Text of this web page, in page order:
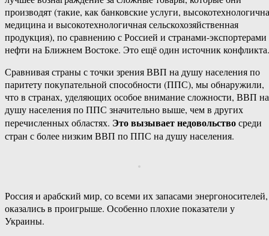
производят (такие, как банковские услуги,
медицина и высокотехнологичная сельскохозяйственная
продукция), по сравнению с Россией и странами-экспортерами
нефти на Ближнем Востоке. Это ещё один источник конфликта.
Сравнивая страны с точки зрения ВВП на душу населения по
паритету покупательной способности (ППС), мы обнаружили,
что в странах, уделяющих особое внимание сложности, ВВП на
душу населения по ППС значительно выше, чем в других
перечисленных областях. Это вызывает недовольствосреди
стран с более низким ВВП по ППС на душу населения.
Россия и арабский мир, со всеми их запасами энергоносителей,
оказались в проигрыше. Особенно плохие показатели у
Украины.